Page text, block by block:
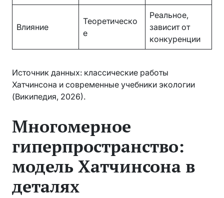
Влияние
Теоретическо
е
Реальное,
зависит от
конкуренции
Источник данных: классические работы
Хатчинсона и современные учебники экологии
(Википедия, 2026).
Многомерное
гиперпространство:
модель Хатчинсона в
деталях